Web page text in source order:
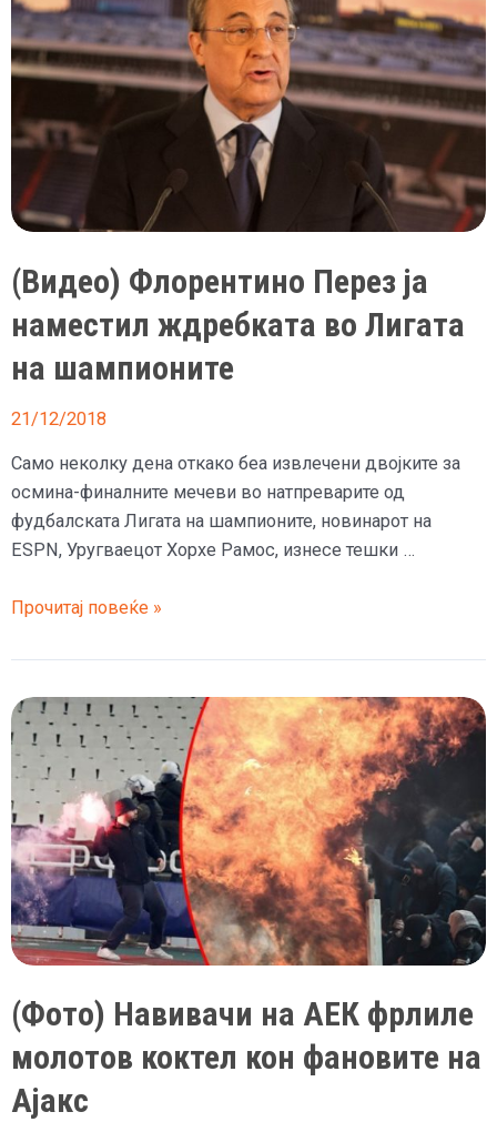
(Видео) Флорентино Перез ја
наместил ждребката во Лигата
на шампионите
21/12/2018
Само неколку дена откако беа извлечени двојките за
осмина-финалните мечеви во натпреварите од
фудбалската Лигата на шампионите, новинарот на
ESPN, Уругваецот Хорхе Рамос, изнесе тешки …
(Видео)
Перез
наместил
ждребката
во
Лигата
на
шампионите
Прочитај повеќе »
(Фото) Навивачи на АЕК фрлиле
молотов коктел кон фановите на
Ајакс